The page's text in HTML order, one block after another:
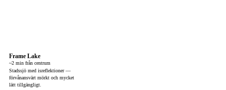
Frame Lake
~2 min från centrum
Stadssjö med isreflektioner —
förvånansvärt mörkt och mycket
lätt tillgängligt.